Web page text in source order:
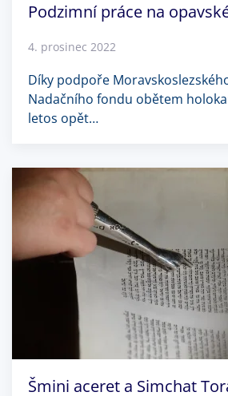
Podzimní práce na
4. prosinec 2022
Díky podpoře
Nadačního fondu obětem
letos opět…
Šmini aceret a Simchat